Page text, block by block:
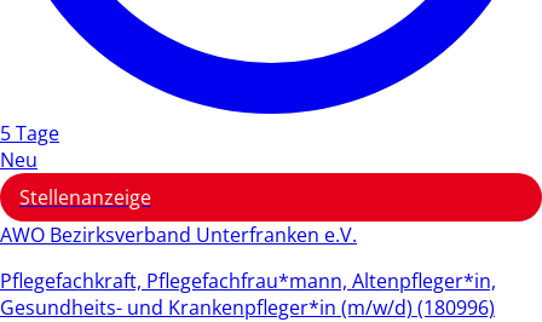
5 Tage
Neu
Stellenanzeige
AWO Bezirksverband Unterfranken e.V.
Pflegefachkraft, Pflegefachfrau*mann, Altenpfleger*in,
Gesundheits- und Krankenpfleger*in (m/w/d) (180996)